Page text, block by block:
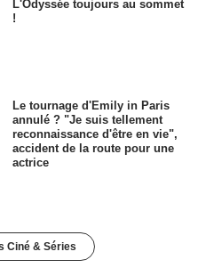
L'Odyssée toujours au sommet
!
Le tournage d'Emily in Paris
annulé ? "Je suis tellement
reconnaissance d'être en vie",
accident de la route pour une
actrice
Ciné & Séries